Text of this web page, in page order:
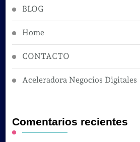
BLOG
Home
CONTACTO
Aceleradora Negocios Digitales
Comentarios recientes